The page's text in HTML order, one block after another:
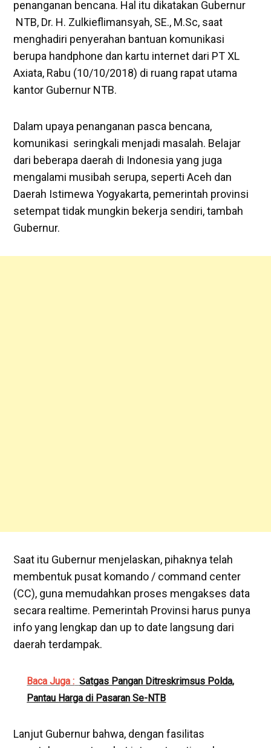
penanganan bencana. Hal itu dikatakan Gubernur
NTB, Dr. H. Zulkieflimansyah, SE., M.Sc, saat
menghadiri penyerahan bantuan komunikasi
berupa handphone dan kartu internet dari PT XL
Axiata, Rabu (10/10/2018) di ruang rapat utama
kantor Gubernur NTB.
Dalam upaya penanganan pasca bencana,
komunikasi seringkali menjadi masalah. Belajar
dari beberapa daerah di Indonesia yang juga
mengalami musibah serupa, seperti Aceh dan
Daerah Istimewa Yogyakarta, pemerintah provinsi
setempat tidak mungkin bekerja sendiri, tambah
Gubernur.
Saat itu Gubernur menjelaskan, pihaknya telah
membentuk pusat komando / command center
(CC), guna memudahkan proses mengakses data
secara realtime. Pemerintah Provinsi harus punya
info yang lengkap dan up to date langsung dari
daerah terdampak.
Baca Juga : Satgas Pangan Ditreskrimsus Polda,
Pantau Harga di Pasaran Se-NTB
Lanjut Gubernur bahwa, dengan fasilitas